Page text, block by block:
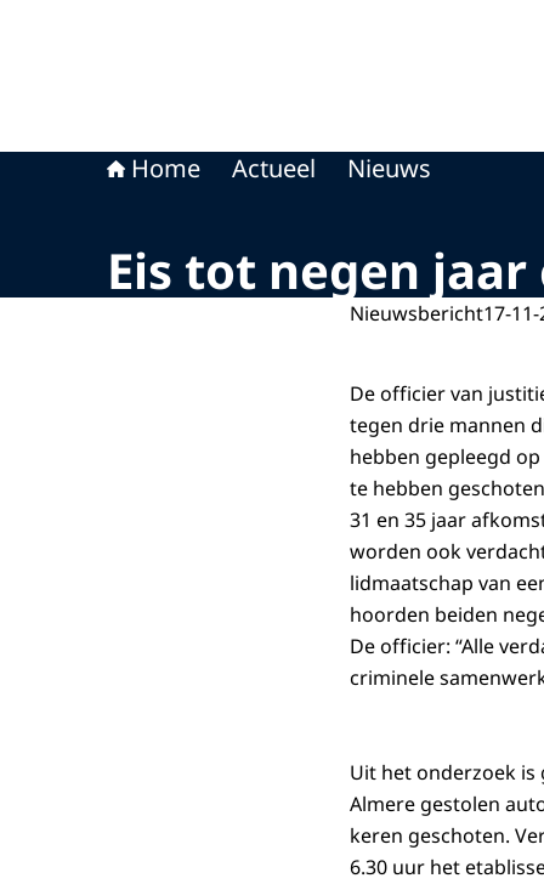
Home Actueel Nieuws
Eis tot negen
Nieuwsbericht17-
De officier van
tegen drie mannen
hebben gepleegd
te hebben
31 en 35 jaar
worden ook
lidmaatschap van
hoorden beiden
De officier: “Alle
criminele
Uit het onderzoek is
Almere gestolen
keren geschoten.
6.30 uur het